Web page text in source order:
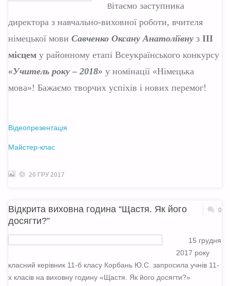
Вітаємо заступника
директора з навчально-виховної роботи, вчителя
німецької мови Савченко Оксану Анатоліївнуз ІІІ
місцему районному етапі Всеукраїнського конкурсу
«Учитель року – 2018» у номінації «Німецька
мова»! Бажаємо творчих успіхів і нових перемог!
Відеопрезентація
Майстер-клас
20 ГРУ 2017
Відкрита виховна година “Щастя. Як його
досягти?”
0
15 грудня
2017 року
класний керівник 11-б класу Корбань Ю.С. запросила учнів 11-
х класів на виховну годину «Щастя. Як його досягти?»